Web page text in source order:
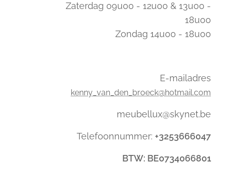
Zaterdag 09u00 - 12u00 & 13u00 -
18u00
Zondag 14u00 - 18u00
E-mailadres
kenny_van_den_broeck@hotmail.com
meubellux@skynet.be
Telefoonnummer: +3253666047
BTW: BE0734066801